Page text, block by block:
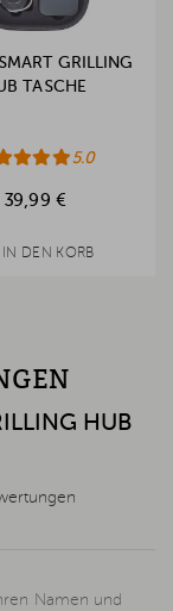
GRILLING
TASCHE
5.0
39,99 €
IN DEN KORB
HUB
Namen und